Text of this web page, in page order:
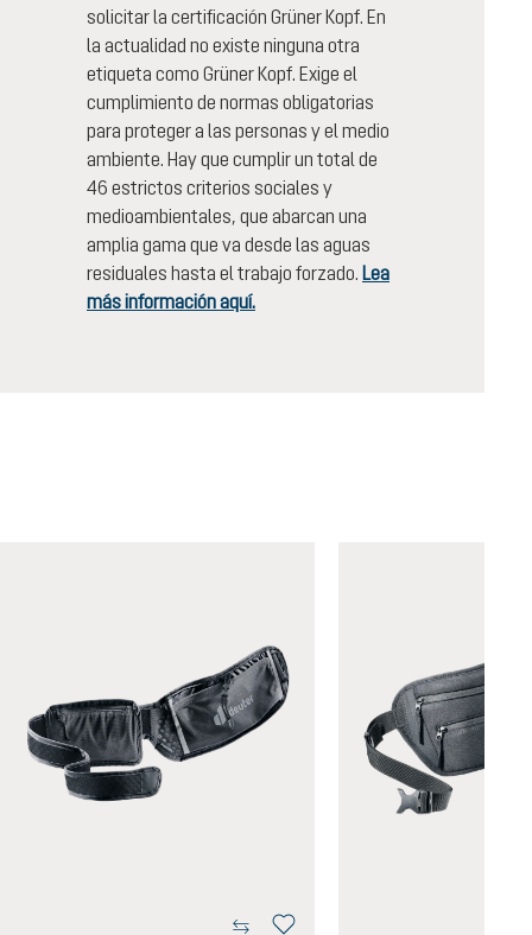
solicitar la certificación Grüner Kopf. En
la actualidad no existe ninguna otra
etiqueta como Grüner Kopf. Exige el
cumplimiento de normas obligatorias
para proteger a las personas y el medio
ambiente. Hay que cumplir un total de
46 estrictos criterios sociales y
medioambientales, que abarcan una
amplia gama que va desde las aguas
residuales hasta el trabajo forzado. Lea
más información aquí.